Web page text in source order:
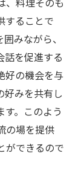
することで
みながら、
話を促進する
好の機会を与
好みを共有し
。このよう
の場を提供
ができるので